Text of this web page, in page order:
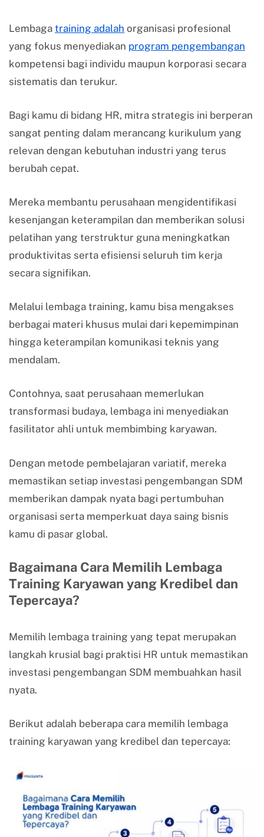
Lembaga training adalah organisasi profesional
yang fokus menyediakan program pengembangan
kompetensi bagi individu maupun korporasi secara
sistematis dan terukur.
Bagi kamu di bidang HR, mitra strategis ini berperan
sangat penting dalam merancang kurikulum yang
relevan dengan kebutuhan industri yang terus
berubah cepat.
Mereka membantu perusahaan mengidentifikasi
kesenjangan keterampilan dan memberikan solusi
pelatihan yang terstruktur guna meningkatkan
produktivitas serta efisiensi seluruh tim kerja
secara signifikan.
Melalui lembaga training, kamu bisa mengakses
berbagai materi khusus mulai dari kepemimpinan
hingga keterampilan komunikasi teknis yang
mendalam.
Contohnya, saat perusahaan memerlukan
transformasi budaya, lembaga ini menyediakan
fasilitator ahli untuk membimbing karyawan.
Dengan metode pembelajaran variatif, mereka
memastikan setiap investasi pengembangan SDM
memberikan dampak nyata bagi pertumbuhan
organisasi serta memperkuat daya saing bisnis
kamu di pasar global.
Bagaimana Cara Memilih Lembaga
Training Karyawan yang Kredibel dan
Tepercaya?
Memilih lembaga training yang tepat merupakan
langkah krusial bagi praktisi HR untuk memastikan
investasi pengembangan SDM membuahkan hasil
nyata.
Berikut adalah beberapa cara memilih lembaga
training karyawan yang kredibel dan tepercaya: